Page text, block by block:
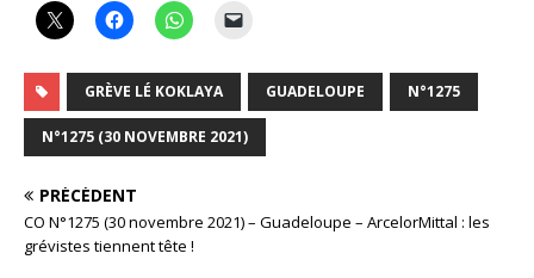
GRÈVE LÉ KOKLAYA GUADELOUPE N°1275
N°1275 (30 NOVEMBRE 2021)
PRÉCÉDENT
CO N°1275 (30 novembre 2021) – Guadeloupe – ArcelorMittal : les
grévistes tiennent tête !